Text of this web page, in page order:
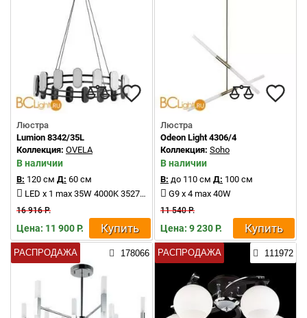
Люстра
Lumion 8342/35L
Коллекция: OVELA
В наличии
В: 120 см Д: 60 см
LED x 1 max 35W 4000K 3527Lm
16 916 Р.
Цена: 11 900 Р. Купить
Люстра
Odeon Light 4306/4
Коллекция: Soho
В наличии
В: до 110 см Д: 100 см
G9 x 4 max 40W
11 540 Р.
Цена: 9 230 Р. Купить
РАСПРОДАЖА 178066 РАСПРОДАЖА 111972